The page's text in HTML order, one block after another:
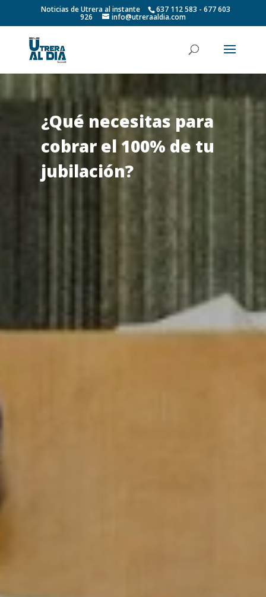
Noticias de Utrera al instante 637 112 583 - 677 603
926 info@utreraaldia.com
¿Qué necesitas para
cobrar el 100% de tu
jubilación?